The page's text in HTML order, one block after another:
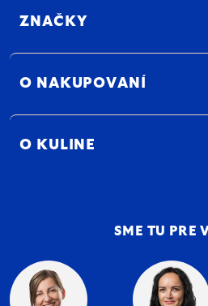
ZNAČKY
O NAKUPOVANÍ
O KULINE
SME TU PRE